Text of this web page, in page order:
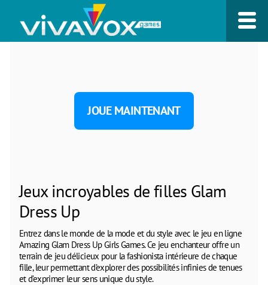
JOUE MAINTENANT
Jeux incroyables de filles Glam
Dress Up
Entrez dans le monde de la mode et du style avec le jeu en ligne
Amazing Glam Dress Up Girls Games. Ce jeu enchanteur offre un
terrain de jeu délicieux pour la fashionista intérieure de chaque
fille, leur permettant d’explorer des possibilités infinies de tenues
et d’exprimer leur sens unique du style.